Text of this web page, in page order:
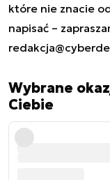
które nie znacie
napisać –
Wybrane
Ciebie